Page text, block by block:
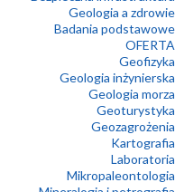
Geologia a zdrowie
Badania podstawowe
OFERTA
Geofizyka
Geologia inżynierska
Geologia morza
Geoturystyka
Geozagrożenia
Kartografia
Laboratoria
Mikropaleontologia